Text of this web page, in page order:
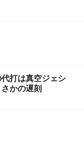
代打は真空ジェシ
かの遅刻